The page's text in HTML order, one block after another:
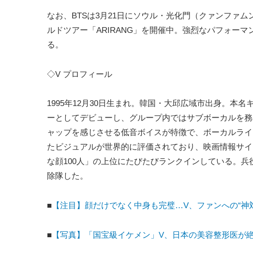
なお、BTSは3月21日にソウル・光化門（クァンファ
ルドツアー「ARIRANG」を開催中。強烈なパフォー
る。
◇V プロフィール
1995年12月30日生まれ。韓国・大邱広域市出身。本名
ーとしてデビューし、グループ内ではサブボーカルを
ャップを感じさせる低音ボイスが特徴で、ボーカルラ
たビジュアルが世界的に評価されており、映画情報サ
な顔100人」の上位にたびたびランクインしている。
除隊した。
■ 【注目】顔だけでなく中身も完璧…V、ファンへの“神
■ 【写真】「国宝級イケメン」V、日本の美容整形医が